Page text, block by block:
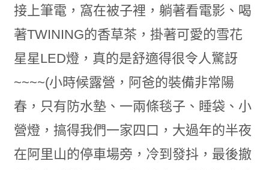
接上筆電，窩在被子裡，躺著看電影、喝
著TWINING的香草茶，掛著可愛的雪花
星星LED燈，真的是舒適得很令人驚訝
~~~~(小時候露營，阿爸的裝備非常陽
春，只有防水墊、一兩條毯子、睡袋、小
營燈，搞得我們一家四口，大過年的半夜
在阿里山的停車場旁，冷到發抖，最後撤